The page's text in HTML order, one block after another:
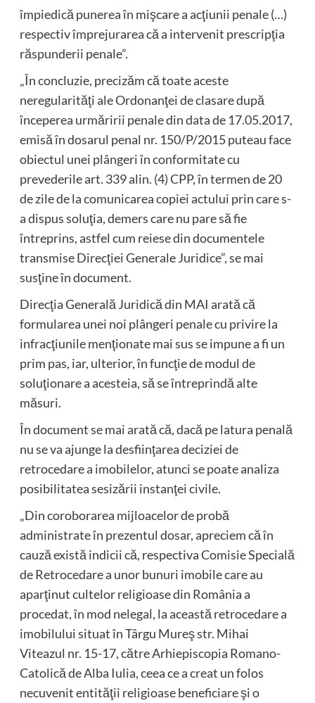
împiedică punerea în mişcare a acţiunii penale (…)
respectiv împrejurarea că a intervenit prescripţia
răspunderii penale”.
„În concluzie, precizăm că toate aceste
neregularităţi ale Ordonanţei de clasare după
începerea urmăririi penale din data de 17.05.2017,
emisă în dosarul penal nr. 150/P/2015 puteau face
obiectul unei plângeri în conformitate cu
prevederile art. 339 alin. (4) CPP, în termen de 20
de zile de la comunicarea copiei actului prin care s-
a dispus soluţia, demers care nu pare să fie
întreprins, astfel cum reiese din documentele
transmise Direcţiei Generale Juridice”, se mai
susţine în document.
Direcţia Generală Juridică din MAI arată că
formularea unei noi plângeri penale cu privire la
infracţiunile menţionate mai sus se impune a fi un
prim pas, iar, ulterior, în funcţie de modul de
soluţionare a acesteia, să se întreprindă alte
măsuri.
În document se mai arată că, dacă pe latura penală
nu se va ajunge la desfiinţarea deciziei de
retrocedare a imobilelor, atunci se poate analiza
posibilitatea sesizării instanţei civile.
„Din coroborarea mijloacelor de probă
administrate în prezentul dosar, apreciem că în
cauză există indicii că, respectiva Comisie Specială
de Retrocedare a unor bunuri imobile care au
aparţinut cultelor religioase din România a
procedat, în mod nelegal, la această retrocedare a
imobilului situat în Târgu Mureş str. Mihai
Viteazul nr. 15-17, către Arhiepiscopia Romano-
Catolică de Alba Iulia, ceea ce a creat un folos
necuvenit entităţii religioase beneficiare şi o